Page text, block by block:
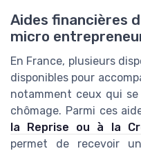
Aides financières
micro
En France, plusieurs
disponibles pour
notamment ceux qui
chômage. Parmi ces
la Reprise ou à la
permet de recevoir